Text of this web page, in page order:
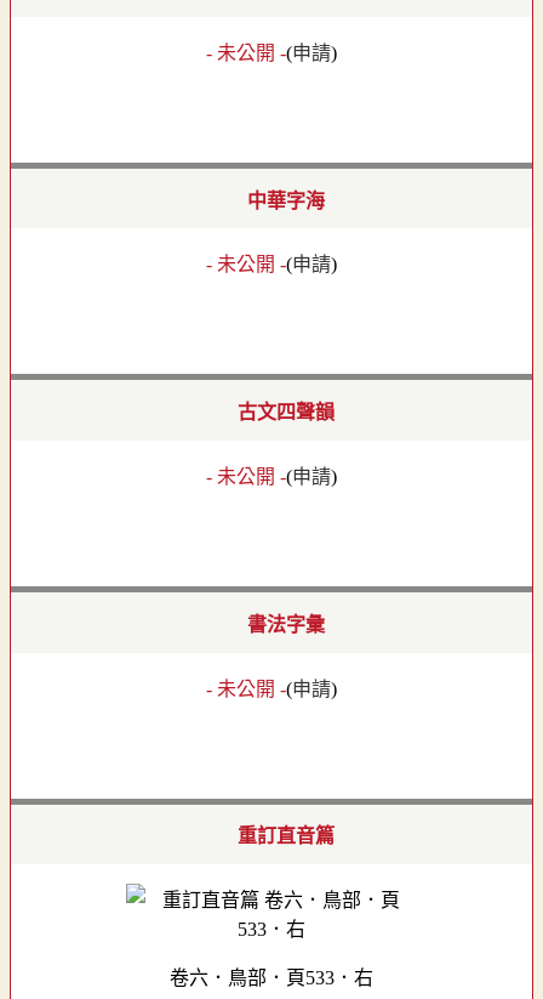
- 未公開 -(申請)
中華字海
- 未公開 -(申請)
古文四聲韻
- 未公開 -(申請)
書法字彙
- 未公開 -(申請)
重訂直音篇
卷六．鳥部．頁533．右